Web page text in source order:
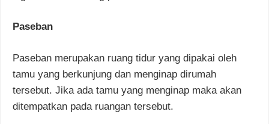
Paseban
Paseban merupakan ruang tidur yang dipakai oleh
tamu yang berkunjung dan menginap dirumah
tersebut. Jika ada tamu yang menginap maka akan
ditempatkan pada ruangan tersebut.